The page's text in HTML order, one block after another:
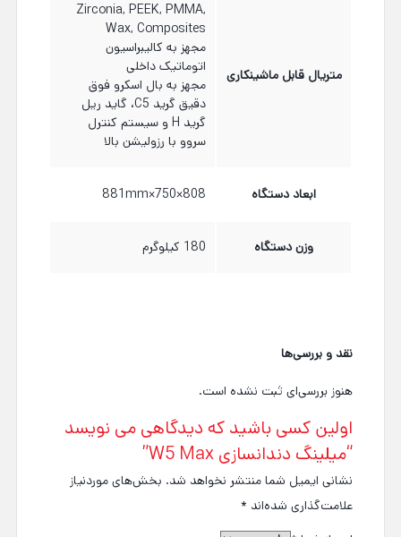
متریال قابل ماشینکاری
Zirconia, PEEK, PMMA,
Wax, Composites
مجهز به کالیبراسیون
اتوماتیک داخلی
مجهز به بال اسکرو فوق
دقیق گرید C5، گاید ریل
گرید H و سیستم کنترل
سروو با رزولیشن بالا
ابعاد دستگاه 808×750×881mm
وزن دستگاه 180 کیلوگرم
نقد و بررسی‌ها
هنوز بررسی‌ای ثبت نشده است.
اولین کسی باشید که دیدگاهی می نویسد
“میلینگ دندانسازی W5 Max”
نشانی ایمیل شما منتشر نخواهد شد. بخش‌های موردنیاز
علامت‌گذاری شده‌اند *